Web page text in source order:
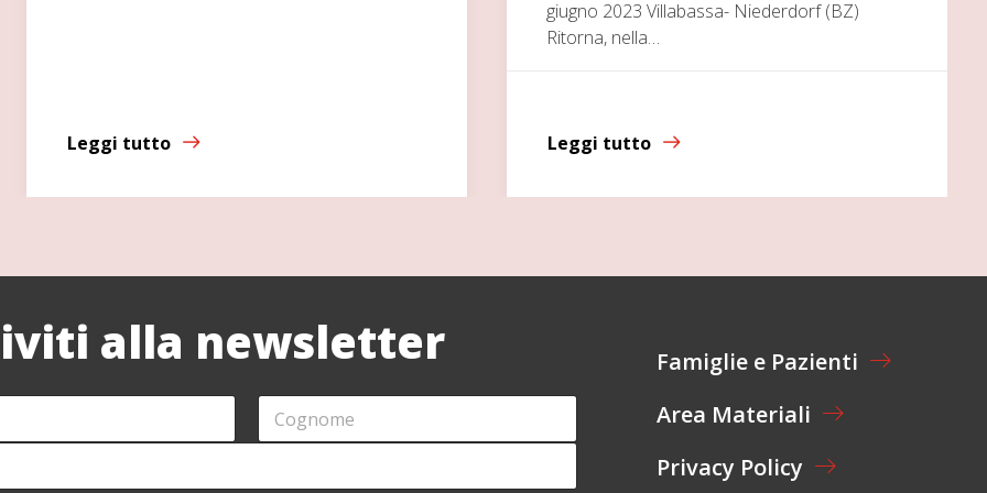
Leggi tutto
giugno 2023 Villabassa- Niederdorf (BZ)
Ritorna, nella…
Leggi tutto
alla newsletter
C
G
Famiglie e Pazienti
Area Materiali
Privacy Policy